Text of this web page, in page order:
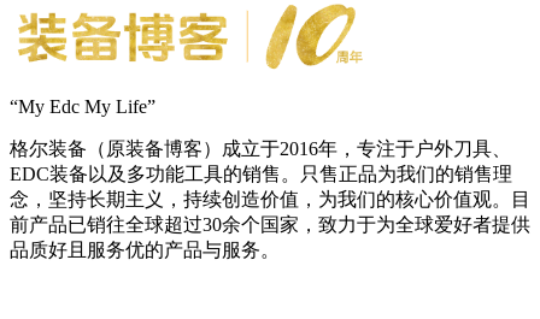
“My Edc My Life”
格尔装备（原装备博客）成立于2016年，专注于户外刀具、
EDC装备以及多功能工具的销售。只售正品为我们的销售理
念，坚持长期主义，持续创造价值，为我们的核心价值观。目
前产品已销往全球超过30余个国家，致力于为全球爱好者提供
品质好且服务优的产品与服务。